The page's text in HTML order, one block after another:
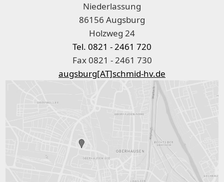
Niederlassung
86156 Augsburg
Holzweg 24
Tel. 0821 - 2461 720
Fax 0821 - 2461 730
augsburg[AT]schmid-hv.de